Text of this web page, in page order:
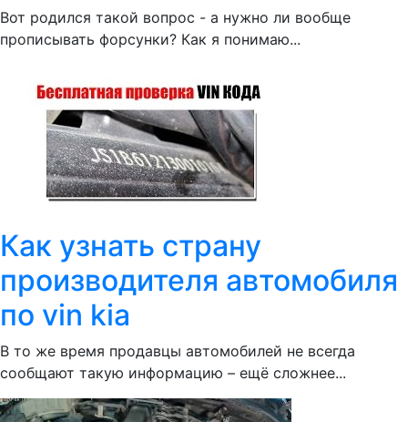
Вот родился такой вопрос - а нужно ли вообще
прописывать форсунки? Как я понимаю...
Как узнать страну
производителя автомобиля
по vin kia
В то же время продавцы автомобилей не всегда
сообщают такую информацию – ещё сложнее...